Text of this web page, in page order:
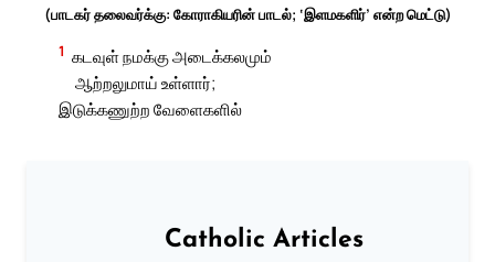
(பாடகர் தலைவர்க்கு: கோராகியரின் பாடல்; ‘இளமகளிர்’ என்ற மெட்டு)
1 கடவுள் நமக்கு அடைக்கலமும்
ஆற்றலுமாய் உள்ளார்;
இடுக்கணுற்ற வேளைகளில்
Catholic Articles